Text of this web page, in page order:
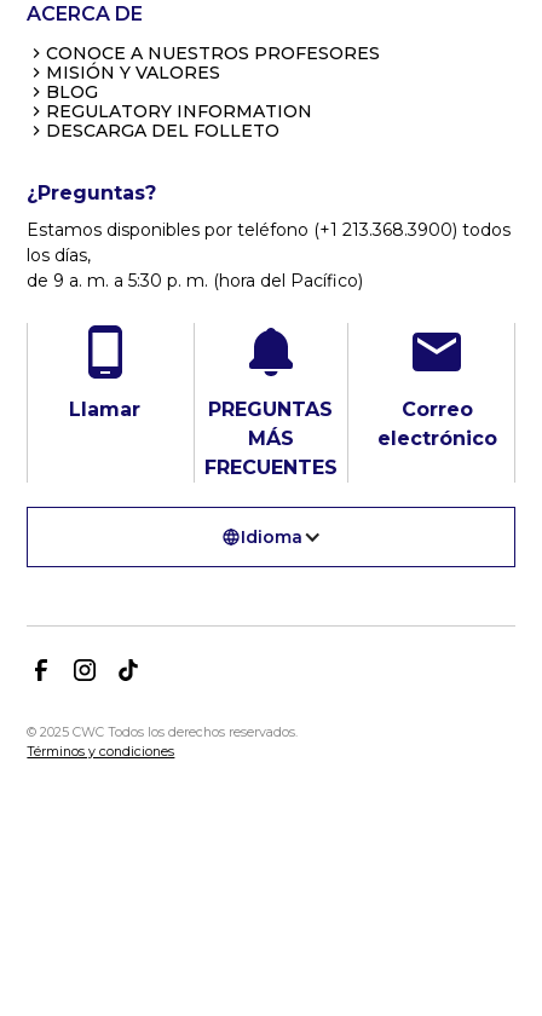
ACERCA DE
CONOCE A NUESTROS PROFESORES
MISIÓN Y VALORES
BLOG
REGULATORY INFORMATION
DESCARGA DEL FOLLETO
¿Preguntas?
Estamos disponibles por teléfono (+1 213.368.3900) todos
los días,
de 9 a. m. a 5:30 p. m. (hora del Pacífico)
Llamar
PREGUNTAS
MÁS
FRECUENTES
Correo
electrónico
Idioma
© 2025 CWC Todos los derechos reservados.
Términos y condiciones